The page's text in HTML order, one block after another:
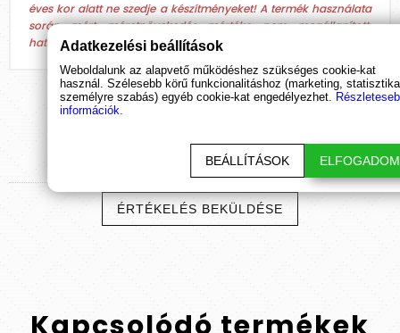
éves kor alatt ne szedje a készítményeket! A termék használata
során mért méretnövekedés mértéke nem megállapított,
hatására nem bizonyított.
értékelések
ÉRTÉKELÉS BEKÜLDÉSE
Adatkezelési beállítások
Weboldalunk az alapvető működéshez szükséges cookie-kat
használ. Szélesebb körű funkcionalitáshoz (marketing,
személyre szabás) egyéb cookie-kat engedélyezhet.
információk.
BEÁLLÍTÁSOK ELFOGADOM